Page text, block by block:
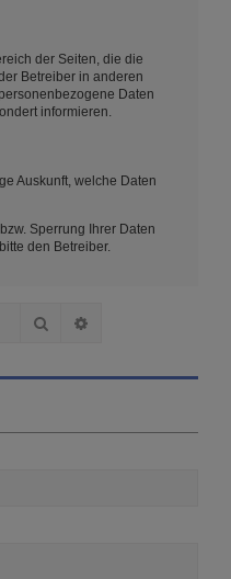
der Seiten, die die
Betreiber in anderen
Daten
informieren.
Auskunft, welche Daten
Sperrung Ihrer Daten
den Betreiber.
Suche